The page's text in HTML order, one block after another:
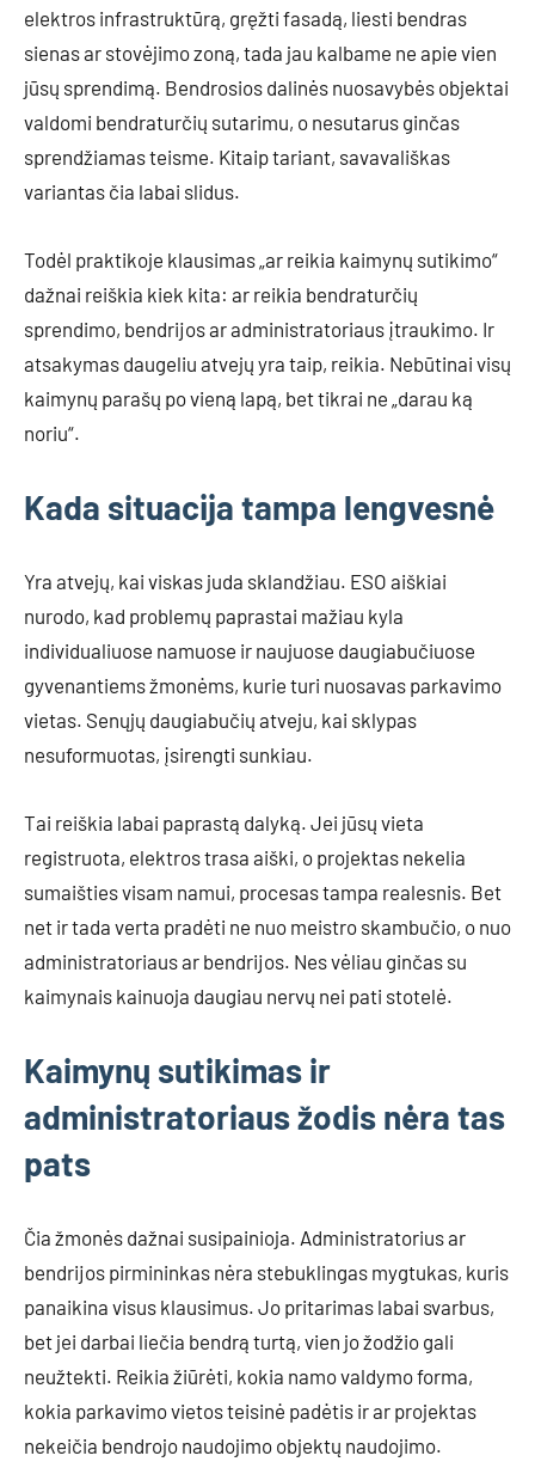
elektros infrastruktūrą, gręžti fasadą, liesti bendras
sienas ar stovėjimo zoną, tada jau kalbame ne apie vien
jūsų sprendimą. Bendrosios dalinės nuosavybės objektai
valdomi bendraturčių sutarimu, o nesutarus ginčas
sprendžiamas teisme. Kitaip tariant, savavališkas
variantas čia labai slidus.
Todėl praktikoje klausimas „ar reikia kaimynų sutikimo“
dažnai reiškia kiek kita: ar reikia bendraturčių
sprendimo, bendrijos ar administratoriaus įtraukimo. Ir
atsakymas daugeliu atvejų yra taip, reikia. Nebūtinai visų
kaimynų parašų po vieną lapą, bet tikrai ne „darau ką
noriu“.
Kada situacija tampa lengvesnė
Yra atvejų, kai viskas juda sklandžiau. ESO aiškiai
nurodo, kad problemų paprastai mažiau kyla
individualiuose namuose ir naujuose daugiabučiuose
gyvenantiems žmonėms, kurie turi nuosavas parkavimo
vietas. Senųjų daugiabučių atveju, kai sklypas
nesuformuotas, įsirengti sunkiau.
Tai reiškia labai paprastą dalyką. Jei jūsų vieta
registruota, elektros trasa aiški, o projektas nekelia
sumaišties visam namui, procesas tampa realesnis. Bet
net ir tada verta pradėti ne nuo meistro skambučio, o nuo
administratoriaus ar bendrijos. Nes vėliau ginčas su
kaimynais kainuoja daugiau nervų nei pati stotelė.
Kaimynų sutikimas ir
administratoriaus žodis nėra tas
pats
Čia žmonės dažnai susipainioja. Administratorius ar
bendrijos pirmininkas nėra stebuklingas mygtukas, kuris
panaikina visus klausimus. Jo pritarimas labai svarbus,
bet jei darbai liečia bendrą turtą, vien jo žodžio gali
neužtekti. Reikia žiūrėti, kokia namo valdymo forma,
kokia parkavimo vietos teisinė padėtis ir ar projektas
nekeičia bendrojo naudojimo objektų naudojimo.